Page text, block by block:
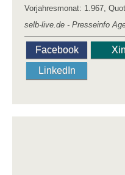
Vorjahresmonat: 1.967,
selb-live.de - Presseinfo
Facebook
LinkedIn